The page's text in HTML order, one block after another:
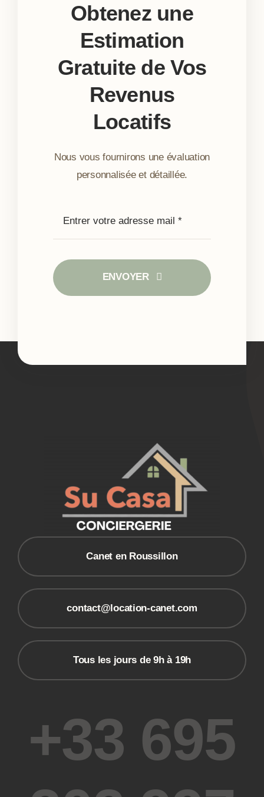
Obtenez une
Estimation
Gratuite de Vos
Revenus
Locatifs
Nous vous fournirons une évaluation
personnalisée et détaillée.
ENVOYER
Canet en Roussillon
contact@location-canet.com
Tous les jours de 9h à 19h
+33 695